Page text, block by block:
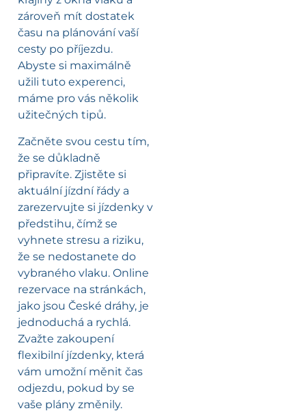
zároveň mít dostatek
času na plánování vaší
cesty po příjezdu.
Abyste si maximálně
užili tuto experenci,
máme pro vás několik
užitečných tipů.
Začněte svou cestu tím,
že se důkladně
připravíte. Zjistěte si
aktuální jízdní řády a
zarezervujte si jízdenky v
předstihu, čímž se
vyhnete stresu a riziku,
že se nedostanete do
vybraného vlaku. Online
rezervace na stránkách,
jako jsou České dráhy, je
jednoduchá a rychlá.
Zvažte zakoupení
flexibilní jízdenky, která
vám umožní měnit čas
odjezdu, pokud by se
vaše plány změnily.